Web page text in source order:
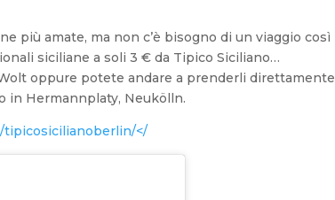
più amate, ma non c’è bisogno di un viaggio così
siciliane a soli 3 € da Tipico Siciliano…
oppure potete andare a prenderli direttamente
in Hermannplaty, Neukölln.
tipicosicilianoberlin/</